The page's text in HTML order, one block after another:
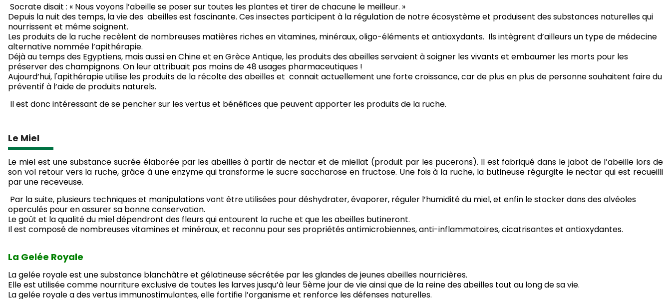
Socrate disait : « Nous voyons l’abeille se poser sur toutes les plantes et tirer de chacune le meilleur. »
Depuis la nuit des temps, la vie des abeilles est fascinante. Ces insectes participent à la régulation de notre écosystème et produisent des substances naturelles qui
nourrissent et même soignent.
Les produits de la ruche recèlent de nombreuses matières riches en vitamines, minéraux, oligo-éléments et antioxydants. Ils intègrent d’ailleurs un type de médecine
alternative nommée l’apithérapie.
Déjà au temps des Egyptiens, mais aussi en Chine et en Grèce Antique, les produits des abeilles servaient à soigner les vivants et embaumer les morts pour les
préserver des champignons. On leur attribuait pas moins de 48 usages pharmaceutiques !
Aujourd’hui, l'apithérapie utilise les produits de la récolte des abeilles et connait actuellement une forte croissance, car de plus en plus de personne souhaitent faire du
préventif à l’aide de produits naturels.
Il est donc intéressant de se pencher sur les vertus et bénéfices que peuvent apporter les produits de la ruche.
Le Miel
Le miel est une substance sucrée élaborée par les abeilles à partir de nectar et de miellat (produit par les pucerons). Il est fabriqué dans le jabot de l’abeille lors de
son vol retour vers la ruche, grâce à une enzyme qui transforme le sucre saccharose en fructose. Une fois à la ruche, la butineuse régurgite le nectar qui est recueilli
par une receveuse.
Par la suite, plusieurs techniques et manipulations vont être utilisées pour déshydrater, évaporer, réguler l’humidité du miel, et enfin le stocker dans des alvéoles
operculés pour en assurer sa bonne conservation.
Le goût et la qualité du miel dépendront des fleurs qui entourent la ruche et que les abeilles butineront.
Il est composé de nombreuses vitamines et minéraux, et reconnu pour ses propriétés antimicrobiennes, anti-inflammatoires, cicatrisantes et antioxydantes.
La Gelée Royale
La gelée royale est une substance blanchâtre et gélatineuse sécrétée par les glandes de jeunes abeilles nourricières.
Elle est utilisée comme nourriture exclusive de toutes les larves jusqu’à leur 5ème jour de vie ainsi que de la reine des abeilles tout au long de sa vie.
La gelée royale a des vertus immunostimulantes, elle fortifie l’organisme et renforce les défenses naturelles.